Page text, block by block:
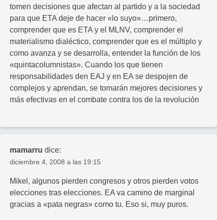
tomen decisiones que afectan al partido y a la sociedad
para que ETA deje de hacer «lo suyo»…primero,
comprender que es ETA y el MLNV, comprender el
materialismo dialéctico, comprender que es el múltiplo y
como avanza y se desarrolla, entender la función de los
«quintacolumnistas». Cuando los que tienen
responsabilidades den EAJ y en EA se despojen de
complejos y aprendan, se tomarán mejores decisiones y
más efectivas en el combate contra los de la revolución
mamarru dice:
diciembre 4, 2008 a las 19:15
Mikel, algunos pierden congresos y otros pierden votos
elecciones tras elecciones. EA va camino de marginal
gracias a «pata negras» como tu. Eso si, muy puros.